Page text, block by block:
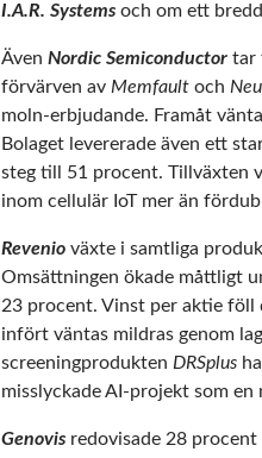
I.A.R. Systems och om ett
Även Nordic Semiconductor tar
förvärven av Memfault och
moln-erbjudande. Framåt
Bolaget levererade även ett
steg till 51 procent. Tillväxten
inom cellulär IoT mer än
Revenio växte i samtliga
Omsättningen ökade måttligt
23 procent. Vinst per aktie föll
infört väntas mildras genom
screeningprodukten DRSplus
misslyckade AI-projekt som
Genovis redovisade 28